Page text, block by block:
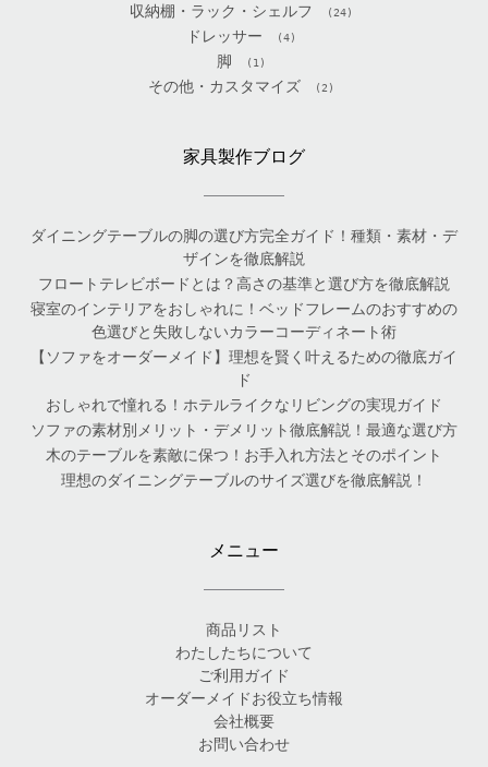
収納棚・ラック・シェルフ (24)
ドレッサー (4)
脚 (1)
その他・カスタマイズ (2)
家具製作ブログ
ダイニングテーブルの脚の選び方完全ガイド！種類・素材・デ
ザインを徹底解説
フロートテレビボードとは？高さの基準と選び方を徹底解説
寝室のインテリアをおしゃれに！ベッドフレームのおすすめの
色選びと失敗しないカラーコーディネート術
【ソファをオーダーメイド】理想を賢く叶えるための徹底ガイ
ド
おしゃれで憧れる！ホテルライクなリビングの実現ガイド
ソファの素材別メリット・デメリット徹底解説！最適な選び方
木のテーブルを素敵に保つ！お手入れ方法とそのポイント
理想のダイニングテーブルのサイズ選びを徹底解説！
メニュー
商品リスト
わたしたちについて
ご利用ガイド
オーダーメイドお役立ち情報
会社概要
お問い合わせ